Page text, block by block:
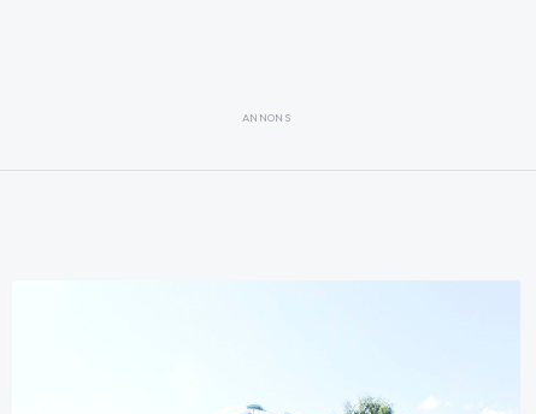
ANNONS